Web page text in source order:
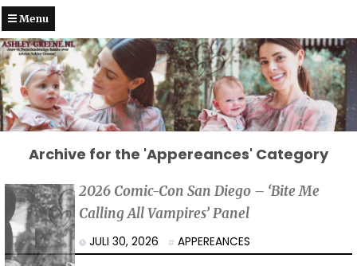
Menu
Archive for the 'Appereances' Category
2026 Comic-Con San Diego – ‘Bite Me
Calling All Vampires’ Panel
JULI 30, 2026 APPEREANCES